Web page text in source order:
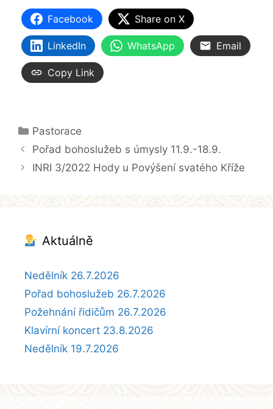
Facebook Share on X
LinkedIn WhatsApp Email
Copy Link
Rubriky
Pastorace
Pořad bohoslužeb s úmysly 11.9.-18.9.
INRI 3/2022 Hody u Povýšení svatého Kříže
Aktuálně
Nedělník 26.7.2026
Pořad bohoslužeb 26.7.2026
Požehnání řidičům 26.7.2026
Klavírní koncert 23.8.2026
Nedělník 19.7.2026